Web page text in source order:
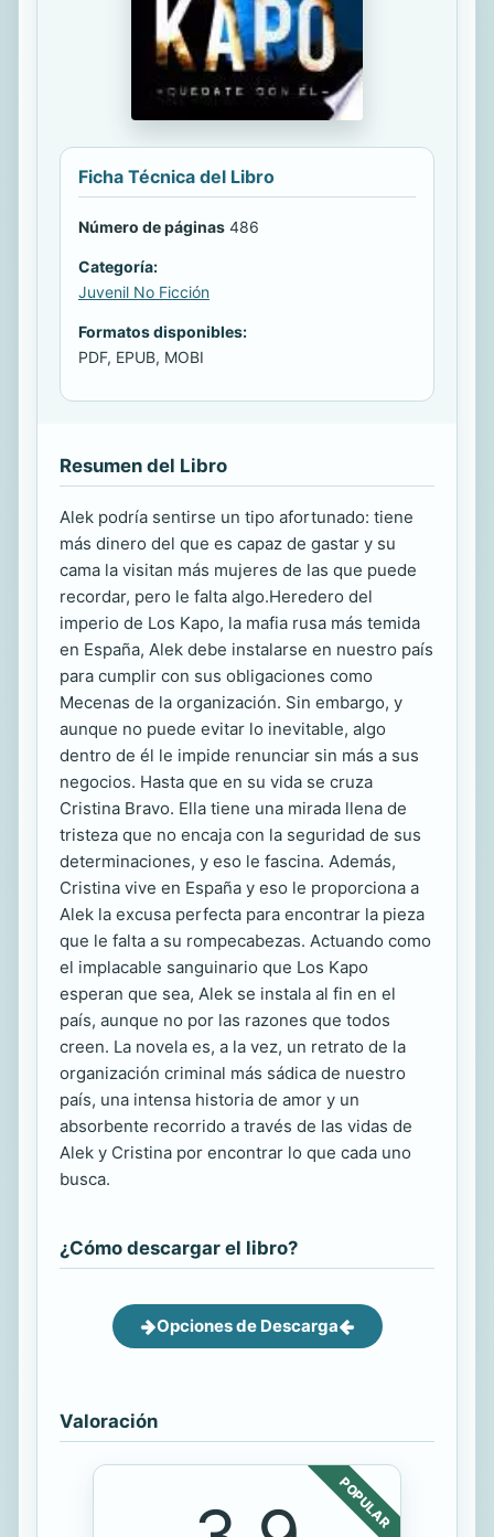
Ficha Técnica del Libro
Número de páginas 486
Categoría:
Juvenil No Ficción
Formatos disponibles:
PDF, EPUB, MOBI
Resumen del Libro
Alek podría sentirse un tipo afortunado: tiene
más dinero del que es capaz de gastar y su
cama la visitan más mujeres de las que puede
recordar, pero le falta algo.Heredero del
imperio de Los Kapo, la mafia rusa más temida
en España, Alek debe instalarse en nuestro país
para cumplir con sus obligaciones como
Mecenas de la organización. Sin embargo, y
aunque no puede evitar lo inevitable, algo
dentro de él le impide renunciar sin más a sus
negocios. Hasta que en su vida se cruza
Cristina Bravo. Ella tiene una mirada llena de
tristeza que no encaja con la seguridad de sus
determinaciones, y eso le fascina. Además,
Cristina vive en España y eso le proporciona a
Alek la excusa perfecta para encontrar la pieza
que le falta a su rompecabezas. Actuando como
el implacable sanguinario que Los Kapo
esperan que sea, Alek se instala al fin en el
país, aunque no por las razones que todos
creen. La novela es, a la vez, un retrato de la
organización criminal más sádica de nuestro
país, una intensa historia de amor y un
absorbente recorrido a través de las vidas de
Alek y Cristina por encontrar lo que cada uno
busca.
¿Cómo descargar el libro?
Opciones de Descarga
Valoración
POPULAR